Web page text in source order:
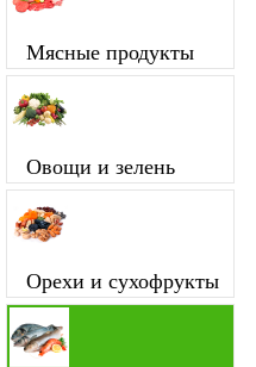
Мясные продукты
Овощи и зелень
Орехи и сухофрукты